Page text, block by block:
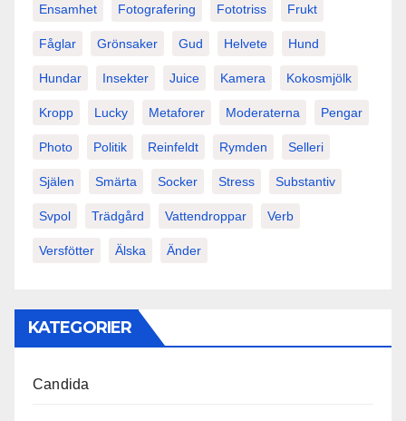
Ensamhet Fotografering Fototriss Frukt
Fåglar Grönsaker Gud Helvete Hund
Hundar Insekter Juice Kamera Kokosmjölk
Kropp Lucky Metaforer Moderaterna Pengar
Photo Politik Reinfeldt Rymden Selleri
Själen Smärta Socker Stress Substantiv
Svpol Trädgård Vattendroppar Verb
Versfötter Älska Änder
KATEGORIER
Candida